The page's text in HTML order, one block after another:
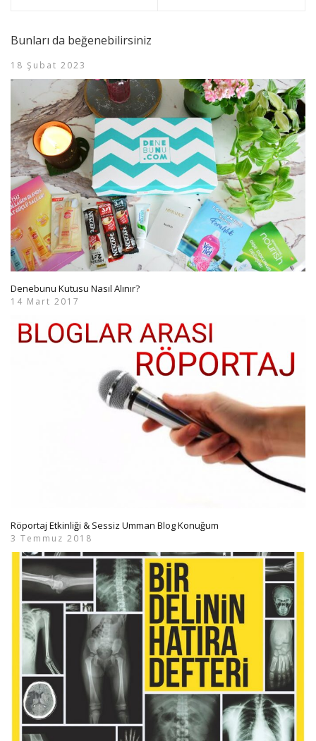
Bunları da beğenebilirsiniz
18 Şubat 2023
Denebunu Kutusu Nasıl Alınır?
14 Mart 2017
Röportaj Etkinliği & Sessiz Umman Blog Konuğum
3 Temmuz 2018